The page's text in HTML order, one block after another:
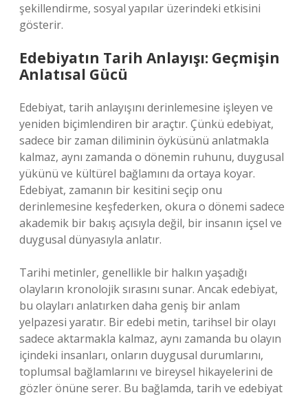
şekillendirme, sosyal yapılar üzerindeki etkisini
gösterir.
Edebiyatın Tarih Anlayışı: Geçmişin
Anlatısal Gücü
Edebiyat, tarih anlayışını derinlemesine işleyen ve
yeniden biçimlendiren bir araçtır. Çünkü edebiyat,
sadece bir zaman diliminin öyküsünü anlatmakla
kalmaz, aynı zamanda o dönemin ruhunu, duygusal
yükünü ve kültürel bağlamını da ortaya koyar.
Edebiyat, zamanın bir kesitini seçip onu
derinlemesine keşfederken, okura o dönemi sadece
akademik bir bakış açısıyla değil, bir insanın içsel ve
duygusal dünyasıyla anlatır.
Tarihi metinler, genellikle bir halkın yaşadığı
olayların kronolojik sırasını sunar. Ancak edebiyat,
bu olayları anlatırken daha geniş bir anlam
yelpazesi yaratır. Bir edebi metin, tarihsel bir olayı
sadece aktarmakla kalmaz, aynı zamanda bu olayın
içindeki insanları, onların duygusal durumlarını,
toplumsal bağlamlarını ve bireysel hikayelerini de
gözler önüne serer. Bu bağlamda, tarih ve edebiyat